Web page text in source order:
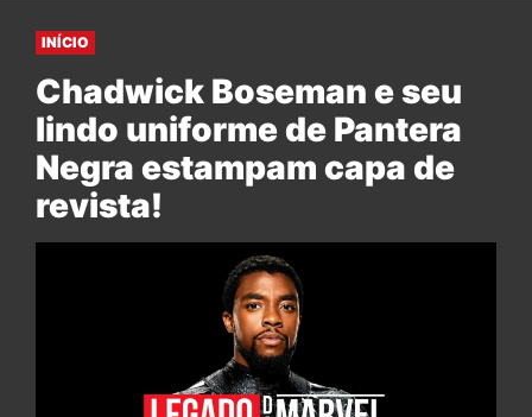
INÍCIO
Chadwick Boseman e seu
lindo uniforme de Pantera
Negra estampam capa de
revista!